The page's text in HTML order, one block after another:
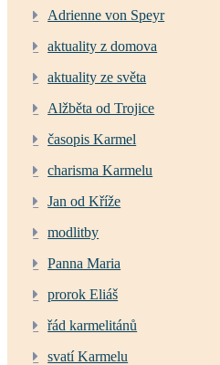
Adrienne von Speyr
aktuality z domova
aktuality ze světa
Alžběta od Trojice
časopis Karmel
charisma Karmelu
Jan od Kříže
modlitby
Panna Maria
prorok Eliáš
řád karmelitánů
svatí Karmelu